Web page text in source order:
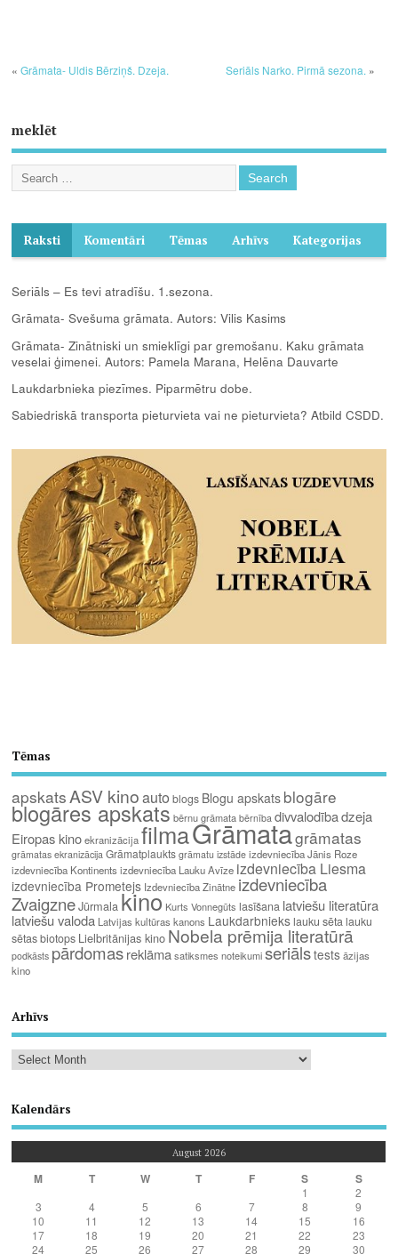
«Grāmata- Uldis Bērziņš. Dzeja. Seriāls Narko. Pirmā sezona. »
meklēt
Raksti Komentāri Tēmas Arhīvs Kategorijas
Seriāls – Es tevi atradīšu. 1.sezona.
Grāmata- Svešuma grāmata. Autors: Vilis Kasims
Grāmata- Zinātniski un smieklīgi par gremošanu. Kaku grāmata
veselai ģimenei. Autors: Pamela Marana, Helēna Dauvarte
Laukdarbnieka piezīmes. Piparmētru dobe.
Sabiedriskā transporta pieturvieta vai ne pieturvieta? Atbild CSDD.
Tēmas
apskats ASV kinoauto blogs Blogu apskats blogāre
blogāres apskats bērnu grāmata bērnība divvalodībadzeja
Eiropas kino ekranizācija filmaGrāmatagrāmatas
grāmatas ekranizācija Grāmatplaukts grāmatu izstāde izdevniecība Jānis Roze
izdevniecība Kontinents izdevniecība Lauku Avīze izdevniecība Liesma
izdevniecība Prometejs Izdevniecība Zinātne izdevniecība
ZvaigzneJūrmala kino Kurts Vonnegūts lasīšana latviešu literatūra
latviešu valoda Latvijas kultūras kanons Laukdarbniekslauku sētalauku
sētas biotops Lielbritānijas kino Nobela prēmija literatūrā
podkāsts pārdomasreklāma satiksmes noteikumi seriālstests āzijas
kino
Arhīvs
Kalendārs
August 2026
M T W T F S S
1
2
3
4 5 6 7 8
9
10
11 12 13 14 15
16
17
18 19 20 21 22
23
24
25 26 27 28 29 30